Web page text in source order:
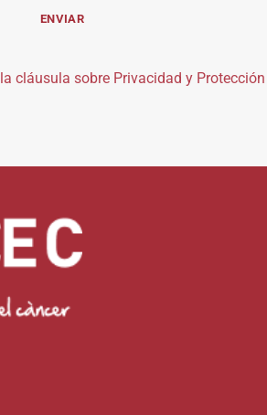
la cláusula sobre Privacidad y Protección